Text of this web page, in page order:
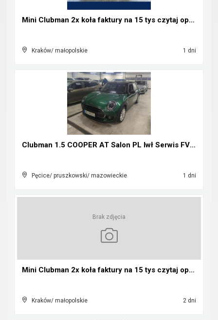
Mini Clubman 2x koła faktury na 15 tys czytaj opis...
Kraków/ małopolskie 1 dni
Clubman 1.5 COOPER AT Salon PL Iwł Serwis FV23%
Pęcice/ pruszkowski/ mazowieckie 1 dni
Brak zdjęcia
Mini Clubman 2x koła faktury na 15 tys czytaj opis...
Kraków/ małopolskie 2 dni